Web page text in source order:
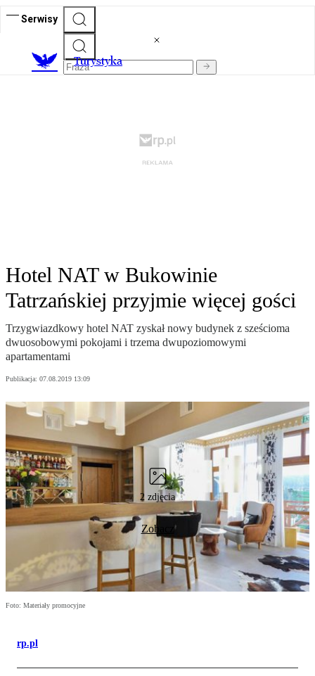
Serwisy
Turystyka
Hotel NAT w Bukowinie
Tatrzańskiej przyjmie więcej gości
Trzygwiazdkowy hotel NAT zyskał nowy budynek z sześcioma
dwuosobowymi pokojami i trzema dwupoziomowymi
apartamentami
Publikacja: 07.08.2019 13:09
2 zdjęcia
Zobacz
Foto: Materiały promocyjne
rp.pl